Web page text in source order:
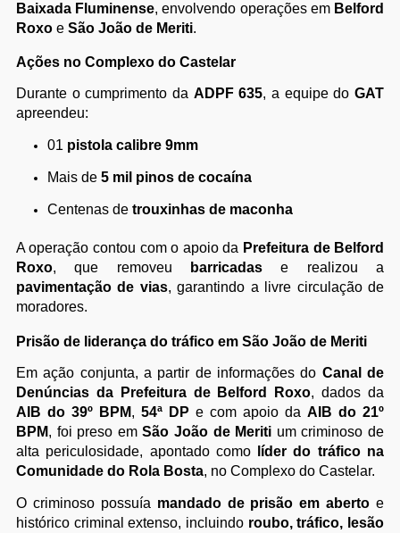
Baixada Fluminense, envolvendo operações em Belford
Roxoe São João de Meriti.
Ações no Complexo do Castelar
Durante o cumprimento da ADPF 635, a equipe doGAT
apreendeu:
01 pistola calibre 9mm
Mais de 5 mil pinos de cocaína
Centenas de trouxinhas de maconha
A operação contou com o apoio da Prefeitura de Belford
Roxo, que removeu barricadas e realizou a
pavimentação de vias, garantindo a livre circulação de
moradores.
Prisão de liderança do tráfico em São João de Meriti
Em ação conjunta, a partir de informações do Canal de
Denúncias da Prefeitura de Belford Roxo, dados da
AIB do 39º BPM, 54ª DP e com apoio daAIB do 21º
BPM, foi preso emSão João de Meriti um criminoso de
alta periculosidade, apontado como
líder do tráfico na
Comunidade do Rola Bosta, no Complexo do Castelar.
O criminoso possuía mandado de prisão em aberto e
histórico criminal extenso, incluindo roubo, tráfico, lesão